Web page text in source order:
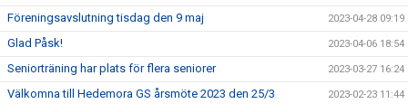
Föreningsavslutning tisdag den 9 maj 2023-04-28 09:19
Glad Påsk! 2023-04-06 18:54
Seniorträning har plats för flera seniorer 2023-03-27 16:24
Välkomna till Hedemora GS årsmöte 2023 den 25/3 2023-02-23 11:44